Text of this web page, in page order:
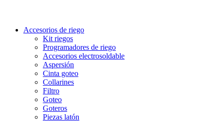
Accesorios de riego
Kit riegos
Programadores de riego
Accesorios electrosoldable
Aspersión
Cinta goteo
Collarines
Filtro
Goteo
Goteros
Piezas latón